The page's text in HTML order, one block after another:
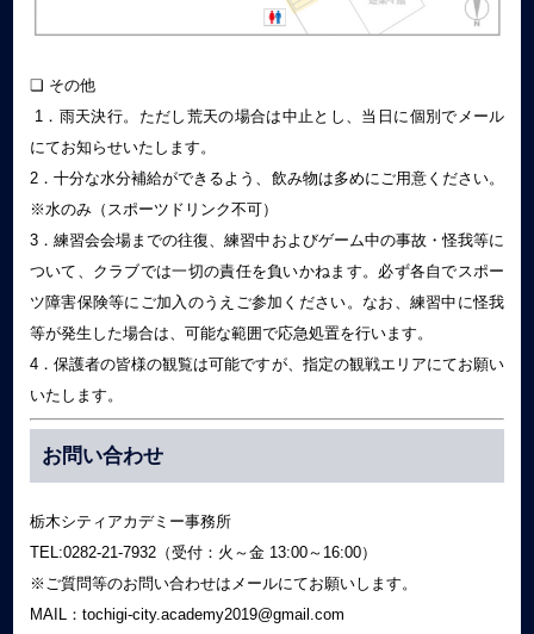
❏ その他
1．雨天決行。ただし荒天の場合は中止とし、当日に個別でメール
にてお知らせいたします。
2．十分な水分補給ができるよう、飲み物は多めにご用意ください。
※水のみ（スポーツドリンク不可）
3．練習会会場までの往復、練習中およびゲーム中の事故・怪我等に
ついて、クラブでは一切の責任を負いかねます。必ず各自でスポー
ツ障害保険等にご加入のうえご参加ください。なお、練習中に怪我
等が発生した場合は、可能な範囲で応急処置を行います。
4．保護者の皆様の観覧は可能ですが、指定の観戦エリアにてお願い
いたします。
お問い合わせ
栃木シティアカデミー事務所
TEL:0282-21-7932（受付：火～金 13:00～16:00）
※ご質問等のお問い合わせはメールにてお願いします。
MAIL：tochigi-city.academy2019@gmail.com